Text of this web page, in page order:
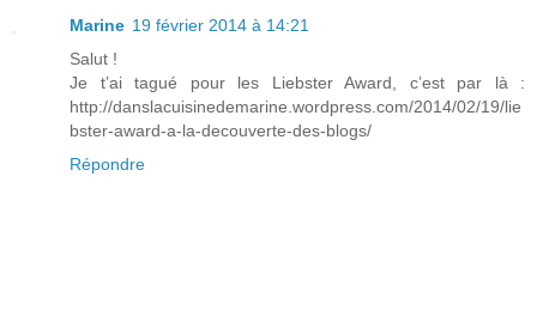
Marine 19 février 2014 à 14:21
Salut !
Je t’ai tagué pour les Liebster Award, c’est par là :
http://danslacuisinedemarine.wordpress.com/2014/02/19/lie
bster-award-a-la-decouverte-des-blogs/
Répondre